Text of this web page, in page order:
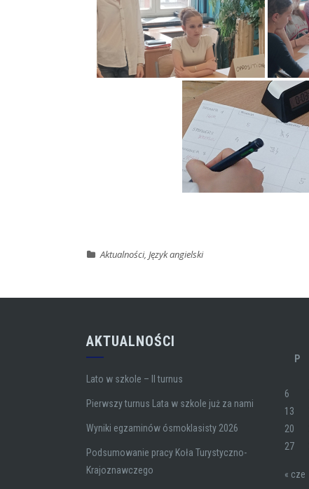
Aktualności,Język angielski
AKTUALNOŚCI
Lato w szkole – II turnus
Pierwszy turnus Lata w szkole już za nami
Wyniki egzaminów ósmoklasisty 2026
Podsumowanie pracy Koła Turystyczno-
Krajoznawczego
P
6
13
20
27
« cze